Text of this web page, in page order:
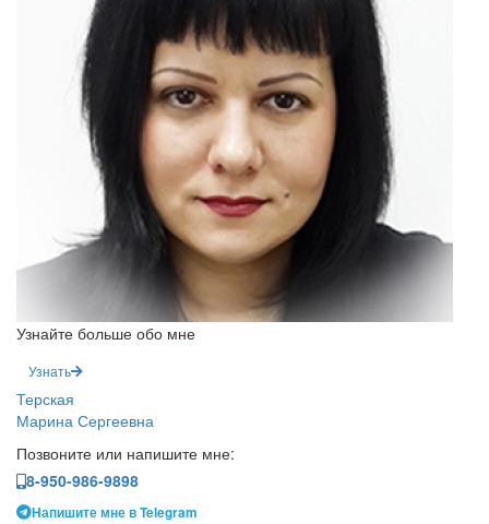
Узнайте больше обо мне
Узнать
Терская
Марина Сергеевна
Позвоните или напишите мне:
8-950-986-9898
Напишите мне в Telegram